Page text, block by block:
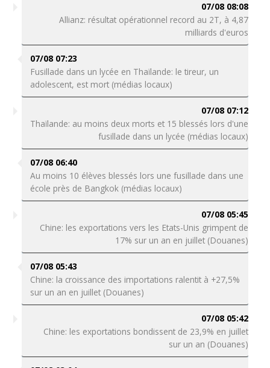
07/08 08:08
Allianz: résultat opérationnel record au 2T, à 4,87
milliards d'euros
07/08 07:23
Fusillade dans un lycée en Thaïlande: le tireur, un
adolescent, est mort (médias locaux)
07/08 07:12
Thaïlande: au moins deux morts et 15 blessés lors d'une
fusillade dans un lycée (médias locaux)
07/08 06:40
Au moins 10 élèves blessés lors une fusillade dans une
école près de Bangkok (médias locaux)
07/08 05:45
Chine: les exportations vers les Etats-Unis grimpent de
17% sur un an en juillet (Douanes)
07/08 05:43
Chine: la croissance des importations ralentit à +27,5%
sur un an en juillet (Douanes)
07/08 05:42
Chine: les exportations bondissent de 23,9% en juillet
sur un an (Douanes)